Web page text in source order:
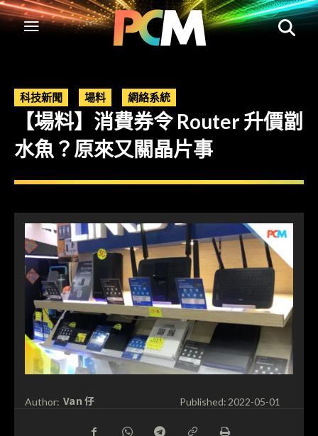
科技新聞 場料 網絡系統
【場料】消費券令 Router 升價劏
水魚？原來又關晶片事
Author: Van 仔 Published: 2022-05-01